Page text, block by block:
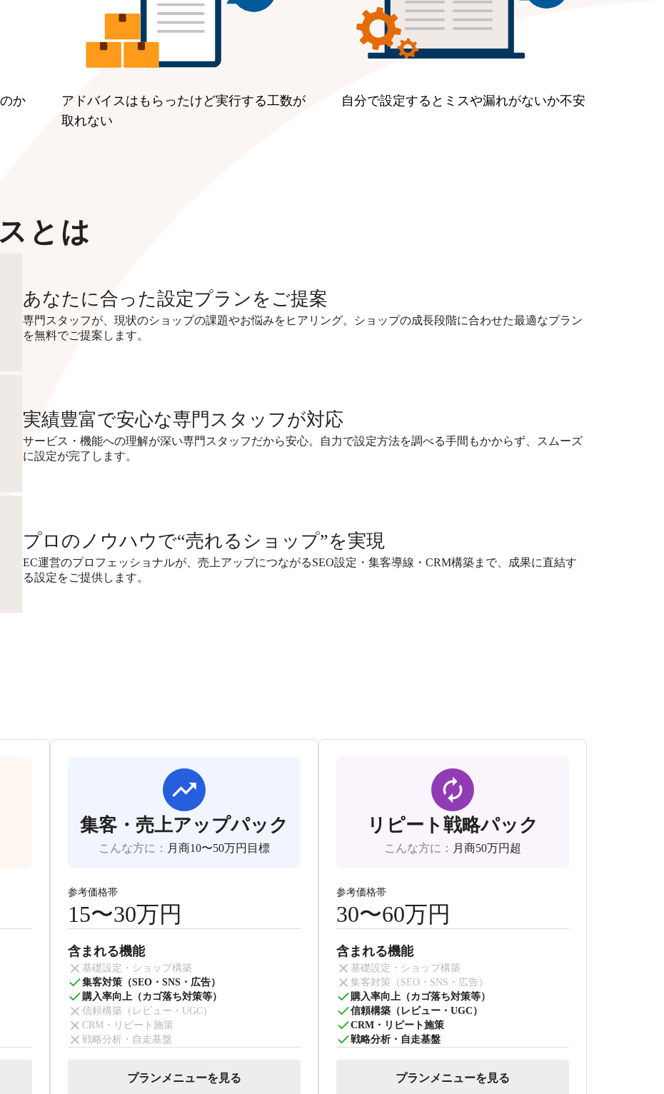
か
アドバイスはもらったけど実行する工数が
取れない
自分で設定するとミスや漏れがないか不安
とは
あなたに合った設定プランをご提案
専門スタッフが、現状のショップの課題やお悩みをヒアリング。ショップの成長段階に合わせた最適なプラン
を無料でご提案します。
実績豊富で安心な専門スタッフが対応
サービス・機能への理解が深い専門スタッフだから安心。自力で設定方法を調べる手間もかからず、スムーズ
に設定が完了します。
プロのノウハウで“売れるショップ”を実現
EC運営のプロフェッショナルが、売上アップにつながるSEO設定・集客導線・CRM構築まで、成果に直結す
る設定をご提供します。
集客・売上アップパック
こんな方に ： 月商10〜50万円目標
参考価格帯
15〜30万円
含まれる機能
基礎設定・ショップ構築
集客対策（SEO・SNS・広告）
購入率向上（カゴ落ち対策等）
信頼構築（レビュー・UGC）
CRM・リピート施策
戦略分析・自走基盤
プランメニューを見る
リピート戦略パック
こんな方に ： 月商50万円超
参考価格帯
30〜60万円
含まれる機能
基礎設定・ショップ構築
集客対策（SEO・SNS・広告）
購入率向上（カゴ落ち対策等）
信頼構築（レビュー・UGC）
CRM・リピート施策
戦略分析・自走基盤
プランメニューを見る